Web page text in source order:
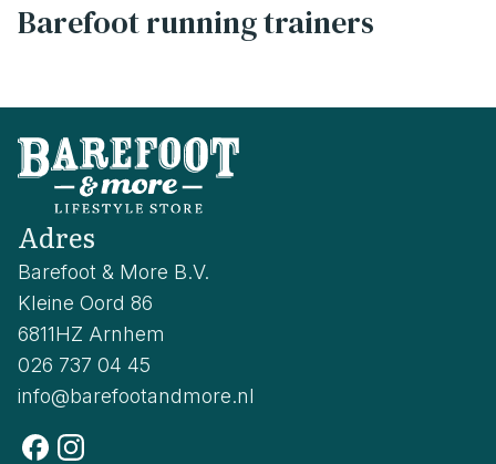
Barefoot running trainers
Adres
Barefoot & More B.V.
Kleine Oord 86
6811HZ Arnhem
026 737 04 45
info@barefootandmore.nl